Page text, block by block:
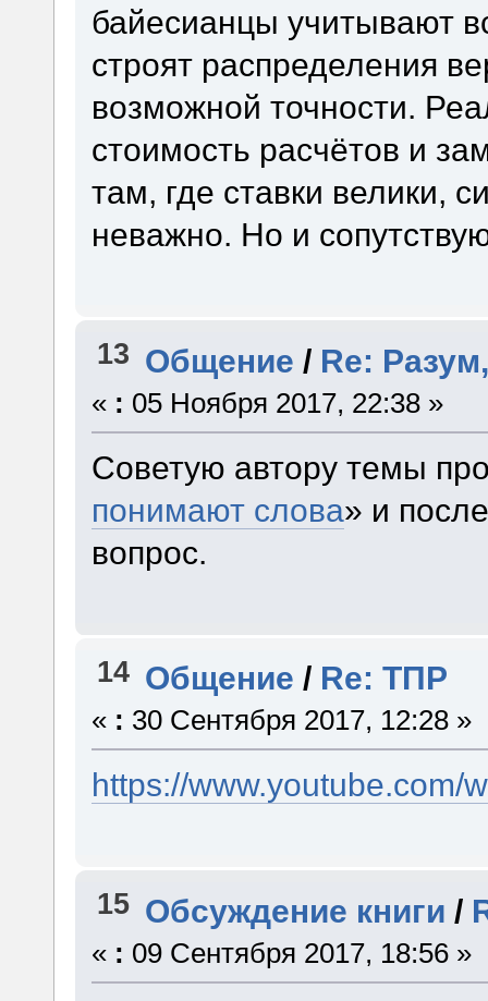
байесианцы учитывают
строят распределения
возможной точности.
стоимость расчётов и
там, где ставки велики,
неважно. Но и
13 Общение / Re:
« : 05 Ноября 2017, 22:38 »
Советую автору темы
понимают слова» и
вопрос.
14 Общение / Re: ТПР
« : 30 Сентября 2017, 12:28 »
https://www.youtube.com/
15 Обсуждение книги /
« : 09 Сентября 2017, 18:56 »